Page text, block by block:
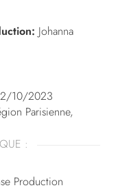
Johanna
10/2023
Parisienne,
:
Production